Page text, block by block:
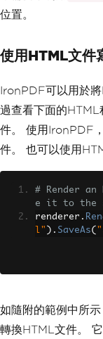
位置。
使用HTML文件
IronPDF可以用於
過查看下面的
件。 使用IronPDF
件。 也可以使用
# Render an
e it to the
renderer .
l" ). SaveAs(
如隨附的範例中所示
轉換HTML文件。